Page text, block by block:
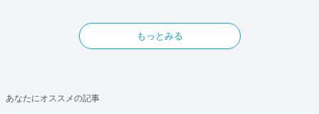
もっとみる
あなたにオススメの記事